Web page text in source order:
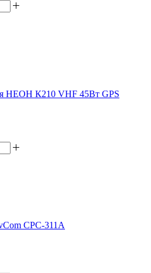
НЕОН К210 VHF 45Вт GPS
CPC-311A